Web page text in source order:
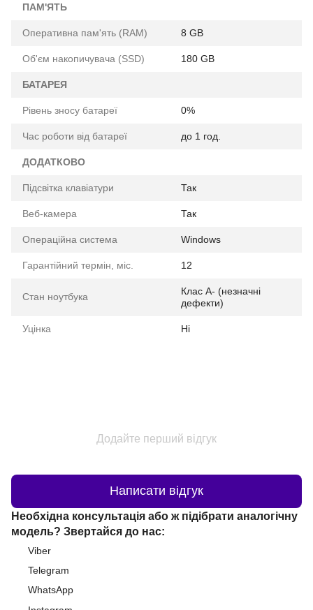
ПАМ'ЯТЬ
Оперативна пам'ять (RAM) 8 GB
Об'єм накопичувача (SSD) 180 GB
БАТАРЕЯ
Рівень зносу батареї 0%
Час роботи від батареї до 1 год.
ДОДАТКОВО
Підсвітка клавіатури Так
Веб-камера Так
Операційна система Windows
Гарантійний термін, міс. 12
Стан ноутбука
Клас A- (незначні
дефекти)
Уцінка Ні
Додайте перший відгук
Написати відгук
Необхідна консультація або ж підібрати аналогічну
модель? Звертайся до нас:
Viber
Telegram
WhatsApp